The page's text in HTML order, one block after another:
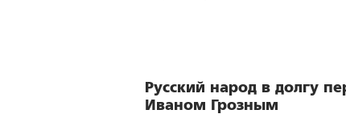
Русский народ в долгу
Иваном Грозным